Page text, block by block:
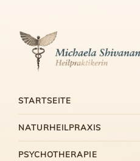
Michaela Shivananda
ZUM INHALT SPRINGEN
STARTSEITE
NATURHEILPRAXIS
PSYCHOTHERAPIE